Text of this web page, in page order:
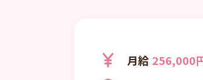
月給 256,000